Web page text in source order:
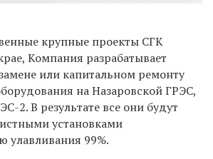
крупные проекты СГК
Компания разрабатывает
или капитальном ремонту
на Назаровской ГРЭС,
2. В результате все они будут
установками
улавливания 99%.